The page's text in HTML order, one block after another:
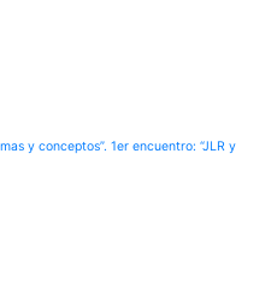
y conceptos”. 1er encuentro: “JLR y